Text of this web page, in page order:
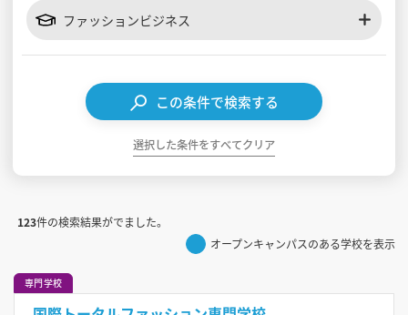
見学会WEB手引書
ファッションビジネス
この条件で検索する
選択した条件をすべてクリア
123件の検索結果がでました。
オープンキャンパスのある学校を表示
専門学校